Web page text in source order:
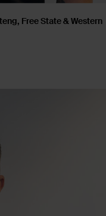
Free State & Western